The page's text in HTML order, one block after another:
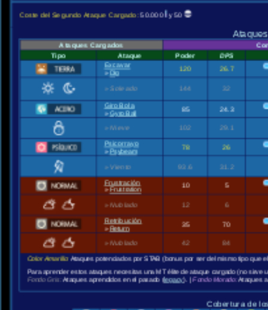
Coste del Segundo Ataque Cargado:50.000 y 50
Ataques Cargados
Tipo
Ataque Poder
DPS
Excavar
»Dig 120 26.7
» Soleado 144
32
Giro Bola
»Gyro Ball 85 24.3
» Nieve 102
29.1
Psicorrayo
»Psybeam 78 26
» Viento 93.6
31.2
Frustración
»Frustration 10 5
»Nublado 12
6
Retribución
»Return 35 70
»Nublado 42 84
Color Amarillo: Ataques potenciados por STAB (bonus por ser del mismo tipo que
Para aprender estos ataques necesitas una MT élite de ataque cargado (no sirve
Fondo Gris:Ataques aprendidos en el pasado (legacy). |Fondo Morado:Ataques
Cobertura de